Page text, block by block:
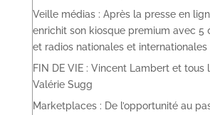
Veille médias : Après la presse en
enrichit son kiosque premium avec 5
et radios nationales et internationales
FIN DE VIE : Vincent Lambert et tous
Valérie Sugg
Marketplaces : De l’opportunité au